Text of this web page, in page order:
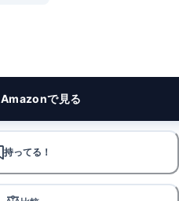
Amazonで見る
持ってる！